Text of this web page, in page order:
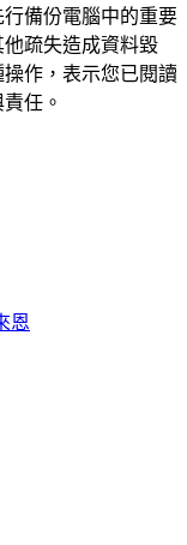
備份電腦中的重要
疏失造成資料毀
作，表示您已閱讀
任。
恩